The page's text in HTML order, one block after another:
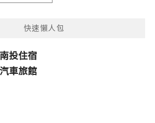
快速懶人包
南投住宿
汽車旅館